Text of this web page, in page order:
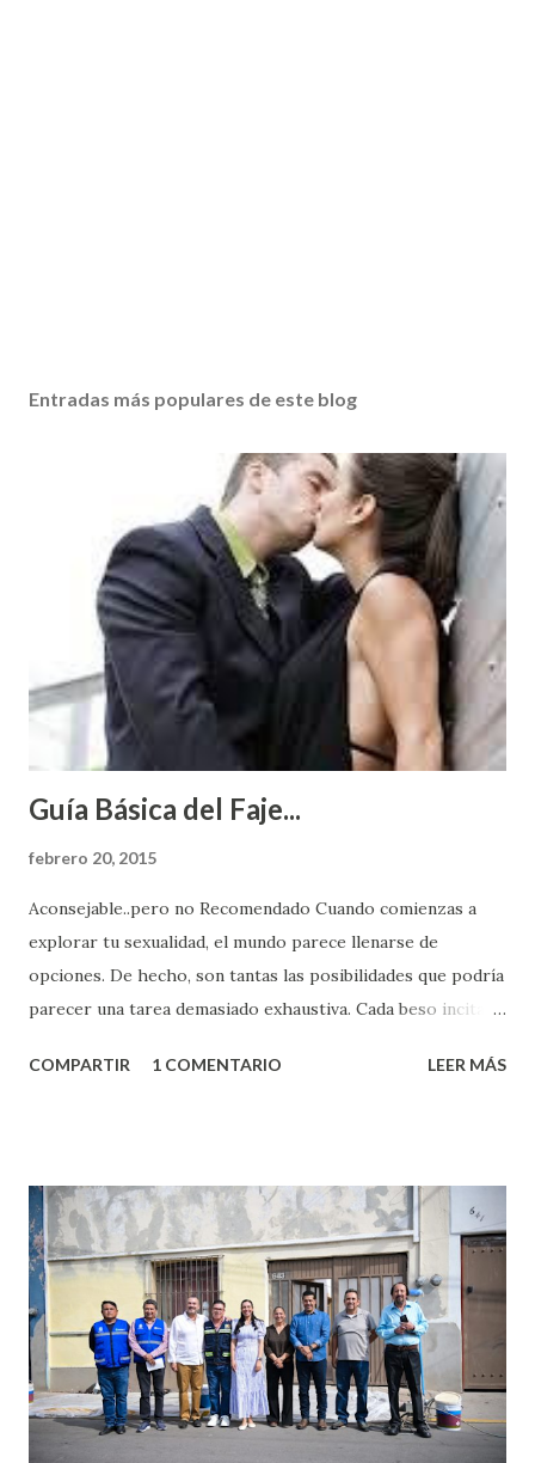
Entradas más populares de este blog
Guía Básica del Faje...
febrero 20, 2015
Aconsejable..pero no Recomendado Cuando comienzas a
explorar tu sexualidad, el mundo parece llenarse de
opciones. De hecho, son tantas las posibilidades que podría
parecer una tarea demasiado exhaustiva. Cada beso incita
partes de ti que jamás hubieras imaginado. El problema es
conoces ni la mitad de lo que deberías saber. Pero incluso
quienes ya han tenido relaciones sexuales no son expertos
o expertas en el tema. Siempre hay algo nuevo que
aprender y nuevas experiencias que conocer. Si eres una
chica y aún no has tenido relaciones sexuales, tal vez
pienses que el sexo será increíble y no puedas esperar para
experimentarlo, pero como cualquier persona con
experiencia te dirá, siempre es mejor cuando ambas partes
COMPARTIR 1 COMENTARIO LEER MÁS